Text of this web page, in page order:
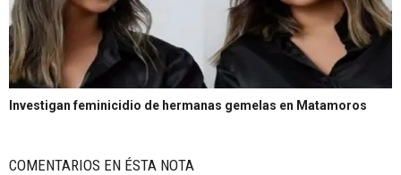
Investigan feminicidio de hermanas gemelas en Matamoros
COMENTARIOS EN ÉSTA NOTA